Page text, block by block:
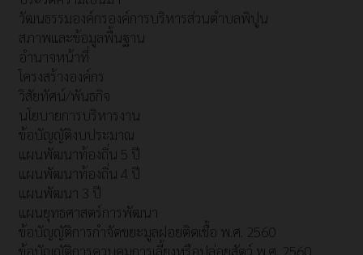
วัฒนธรรมองค์กรองค์การบริหารส่วนตำบลพิปูน
สภาพและข้อมูลพื้นฐาน
อำนาจหน้าที่
โครงสร้างองค์กร
วิสัยทัศน์/พันธกิจ
นโยบายการบริหารงาน
ข้อบัญญัติงบประมาณ
แผนพัฒนาท้องถิ่น 5 ปี
แผนพัฒนาท้องถิ่น 4 ปี
แผนพัฒนา 3 ปี
แผนยุทธศาสตร์การพัฒนา
ข้อบัญญัติการกำจัดขยะมูลฝอยติดเชื้อ พ.ศ. 2560
ข้อบัญญัติการควบคุมการเลี้ยงหรือปล่อยสัตว์ พ.ศ. 2560